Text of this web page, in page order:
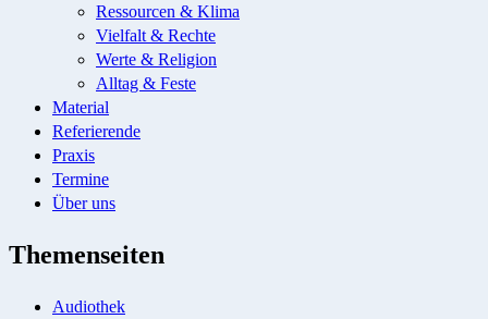
Ressourcen & Klima
Vielfalt & Rechte
Werte & Religion
Alltag & Feste
Material
Referierende
Praxis
Termine
Über uns
Themenseiten
Audiothek